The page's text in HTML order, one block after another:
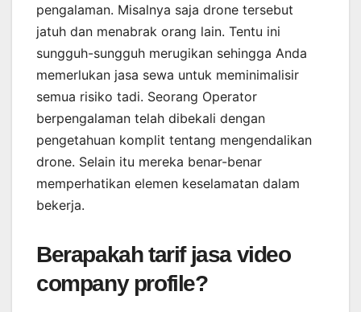
pengalaman. Misalnya saja drone tersebut
jatuh dan menabrak orang lain. Tentu ini
sungguh-sungguh merugikan sehingga Anda
memerlukan jasa sewa untuk meminimalisir
semua risiko tadi. Seorang Operator
berpengalaman telah dibekali dengan
pengetahuan komplit tentang mengendalikan
drone. Selain itu mereka benar-benar
memperhatikan elemen keselamatan dalam
bekerja.
Berapakah tarif jasa video
company profile?